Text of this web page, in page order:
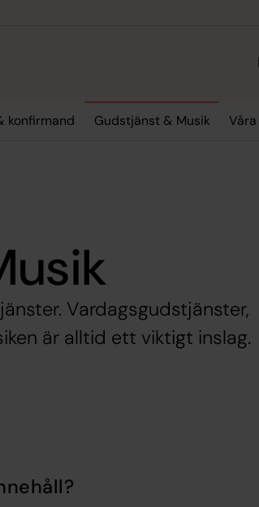
konfirmand Gudstjänst & Musik
Vardagsgudstjänster,
är alltid ett viktigt inslag.